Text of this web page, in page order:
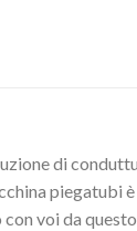
di
piegatubi
voi da